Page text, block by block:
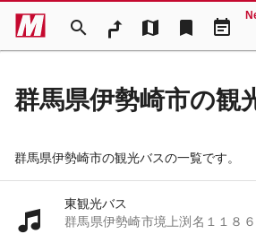
search map bookmark event_note
群馬県伊勢崎市の観
群馬県伊勢崎市の観光バスの一覧です。
東観光バス
群馬県伊勢崎市境上渕名１１８６